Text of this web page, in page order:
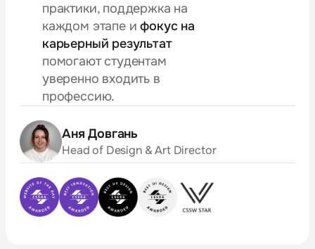
практики, поддержка на
каждом этапе ифокус на
карьерный результат
помогают студентам
уверенно входить в
профессию.
Аня Довгань
Head of Design & Art Director